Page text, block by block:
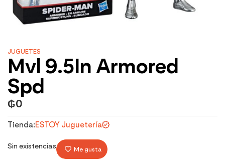
JUGUETES
Mvl 9.5In Armored
Spd
₲0
Tienda:ESTOY Juguetería
Sin existencias Me gusta